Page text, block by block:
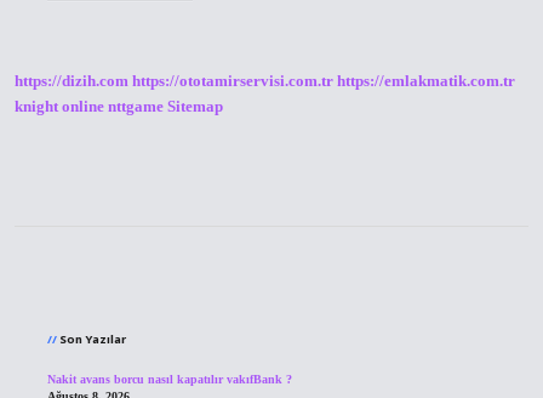
https://dizih.com https://ototamirservisi.com.tr https://emlakmatik.com.tr
knight online nttgame Sitemap
Son Yazılar
Nakit avans borcu nasıl kapatılır vakıfBank ?